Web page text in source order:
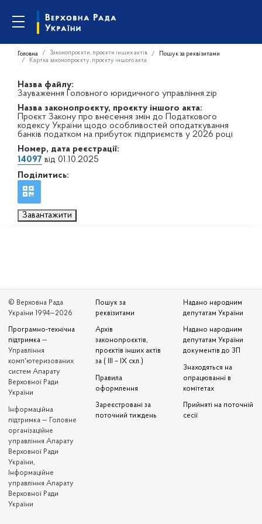
Головна Законопроєкти, проєкти інших актів
Пошук за реквізитами
Картка законопроєкту, проєкту іншого акта
Назва файлу:
Зауваження Головного юридичного управління.zip
Назва законопроєкту, проєкту іншого акта:
Проєкт Закону про внесення змін до Податкового
кодексу України щодо особливостей оподаткування
банків податком на прибуток підприємств у 2026 році
Номер, дата реєстрації:
14097 від 01.10.2025
Поділитись:
Завантажити
© Верховна Рада
України 1994—2026
Програмно-технічна
підтримка —
Управління
комп'ютеризованих
систем Апарату
Верховної Ради
України
Iнформаційна
підтримка — Головне
організаційне
управління Апарату
Верховної Ради
України,
Інформаційне
управління Апарату
Верховної Ради
України
Пошук за
реквізитами
Архів
законопроєктів,
проєктів інших актів
за ( III – IX скл.)
Правила
оформлення
Зареєстровані за
поточний тиждень
Надано народним
депутатам України
Надано народним
депутатам України
документів до ЗП
Знаходяться на
опрацюванні в
комітетах
Прийняті на поточній
сесії